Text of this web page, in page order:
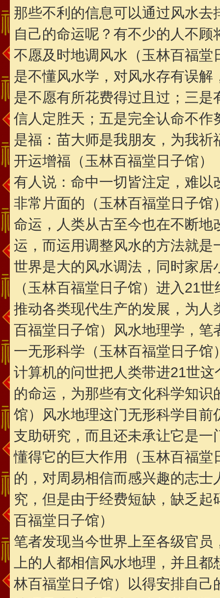
那些不利的信息可以通过风水
自己的命运呢？有不少的人不
不愿及时地调风水（玉林百福
是不懂风水学，对风水存有误
是不愿有所花费得过且过；三
信人定胜天；五是完全认命不
是福：苗大师是我朋友，为我
开运增福（玉林百福堂日子馆）
有人说：命中一切皆注定，难
非常片面的（玉林百福堂日子
命运，人类从古至今也在不断
运，而运用调整风水的方法就
世界是大的风水调法，同时家
（玉林百福堂日子馆）进入21
推动各类现代生产的发展，为
百福堂日子馆）风水地理学，
一无形科学（玉林百福堂日子馆
计算机的问世把人类带进21世
的命运，为那些有文化科学知
馆）风水地理这门无形科学目
支助研究，而且还未承让它是
懂得它的巨大作用（玉林百福
的，对周易相信而感兴趣的志
究，但是由于经费短缺，缺乏
百福堂日子馆）
笔者发现当今世界上至各级官
上的人都相信风水地理，并且
林百福堂日子馆）以得安排自